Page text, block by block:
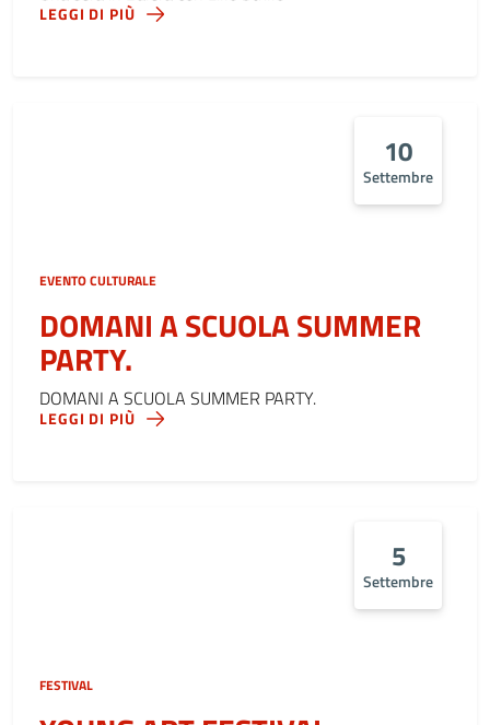
LEGGI DI PIÙ
10
Settembre
EVENTO CULTURALE
DOMANI A SCUOLA SUMMER
PARTY.
DOMANI A SCUOLA SUMMER PARTY.
LEGGI DI PIÙ
5
Settembre
FESTIVAL